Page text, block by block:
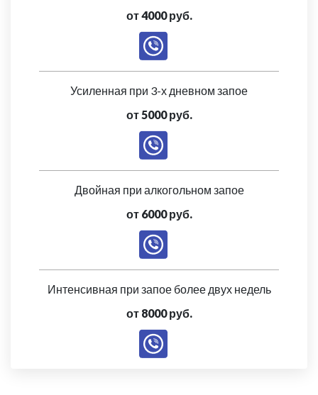
от 4000 руб.
Усиленная при 3-х дневном запое
от 5000 руб.
Двойная при алкогольном запое
от 6000 руб.
Интенсивная при запое более двух недель
от 8000 руб.